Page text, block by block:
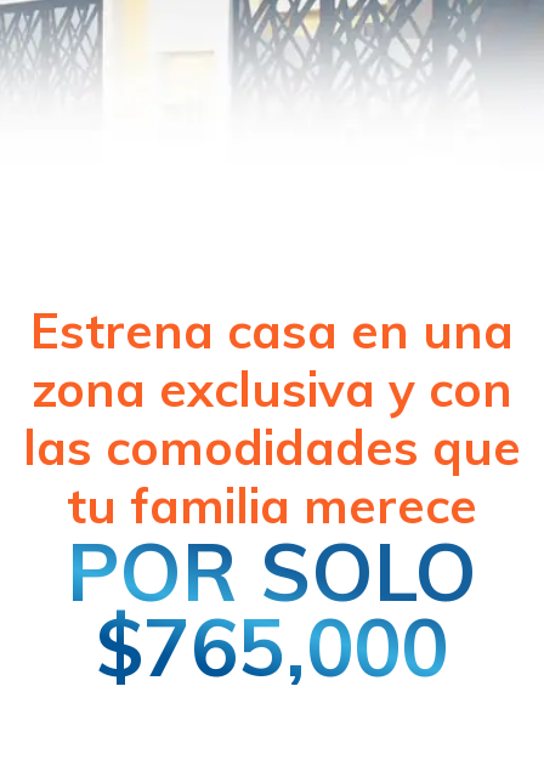
Estrena casa en una
zona exclusiva y con
las comodidades que
tu familia merece
POR SOLO
$765,000